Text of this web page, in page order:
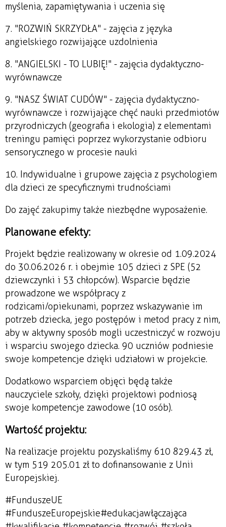
myślenia, zapamiętywania i uczenia się
7. "ROZWIŃ SKRZYDŁA" - zajęcia z języka
angielskiego rozwijające uzdolnienia
8. "ANGIELSKI - TO LUBIĘ!" - zajęcia dydaktyczno-
wyrównawcze
9. "NASZ ŚWIAT CUDÓW" - zajęcia dydaktyczno-
wyrównawcze i rozwijające chęć nauki przedmiotów
przyrodniczych (geografia i ekologia) z elementami
treningu pamięci poprzez wykorzystanie odbioru
sensorycznego w procesie nauki
10. Indywidualne i grupowe zajęcia z psychologiem
dla dzieci ze specyficznymi trudnościami
Do zajęć zakupimy także niezbędne wyposażenie.
Planowane efekty:
Projekt będzie realizowany w okresie od 1.09.2024
do 30.06.2026 r. i obejmie 105 dzieci z SPE (52
dziewczynki i 53 chłopców). Wsparcie będzie
prowadzone we współpracy z
rodzicami/opiekunami, poprzez wskazywanie im
potrzeb dziecka, jego postępów i metod pracy z nim,
aby w aktywny sposób mogli uczestniczyć w rozwoju
i wsparciu swojego dziecka. 90 uczniów podniesie
swoje kompetencje dzięki udziałowi w projekcie.
Dodatkowo wsparciem objęci będą także
nauczyciele szkoły, dzięki projektowi podniosą
swoje kompetencje zawodowe (10 osób).
Wartość projektu:
Na realizacje projektu pozyskaliśmy 610 829.43 zł,
w tym 519 205.01 zł to dofinansowanie z Unii
Europejskiej.
#FunduszeUE
#FunduszeEuropejskie#edukacjawłączająca